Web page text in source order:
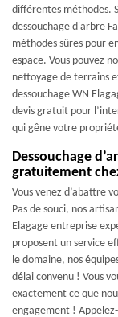
différentes méthodes.
dessouchage d'arbre
méthodes sûres pour
espace. Vous pouvez
nettoyage de terrains
dessouchage WN
devis gratuit pour
qui gêne votre
Dessouchage
gratuitement
Vous venez d’abattre
Pas de souci, nos
Elagage entreprise
proposent un service
le domaine, nos
délai convenu ! Vous
exactement ce que
engagement !